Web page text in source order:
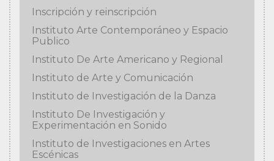
Inscripción y reinscripción
Instituto Arte Contemporáneo y Espacio
Publico
Instituto De Arte Americano y Regional
Instituto de Arte y Comunicación
Instituto de Investigación de la Danza
Instituto De Investigación y
Experimentación en Sonido
Instituto de Investigaciones en Artes
Escénicas